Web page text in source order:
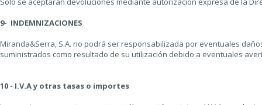
9- INDEMNIZACIONES
Miranda&Serra, S.A. no podrá ser responsabilizada por eventuales
suministrados como resultado de su utilización debido a eventuales
10 - I.V.A y otras tasas o importes